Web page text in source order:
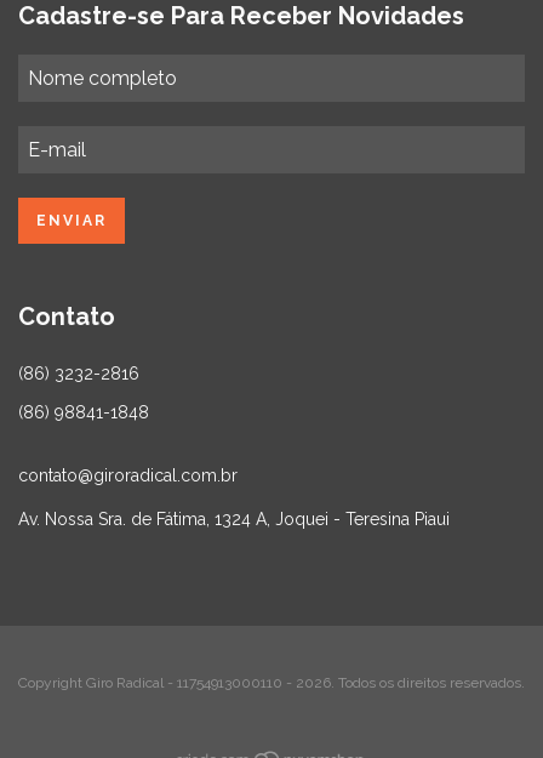
Cadastre-se Para Receber Novidades
Contato
(86) 3232-2816
(86) 98841-1848
contato@giroradical.com.br
Av. Nossa Sra. de Fátima, 1324 A, Joquei - Teresina Piaui
Copyright Giro Radical - 11754913000110 - 2026. Todos os direitos reservados.